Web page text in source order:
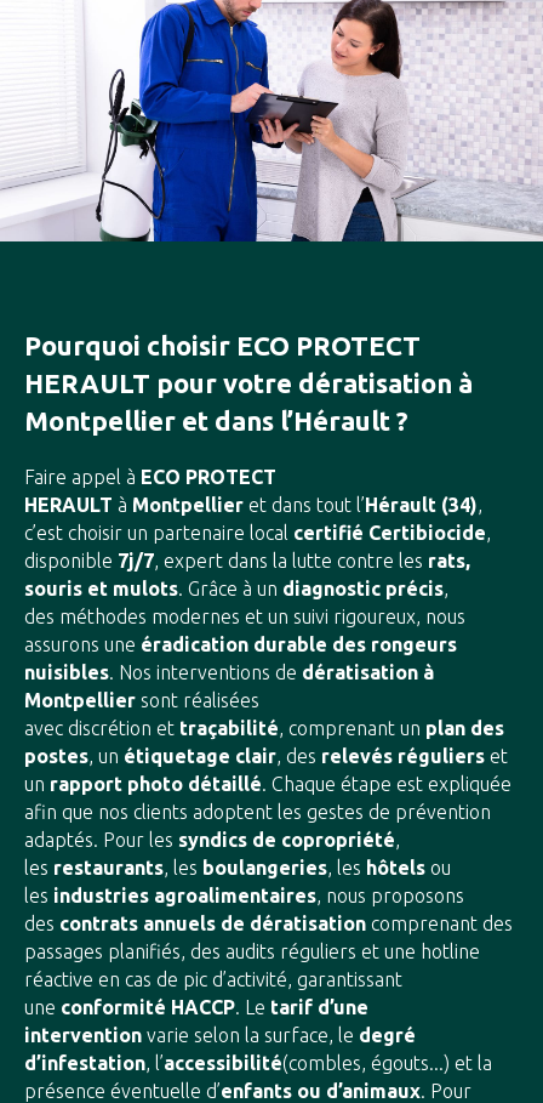
Pourquoi choisir ECO PROTECT
HERAULT pour votre dératisation à
Montpellier et dans l’Hérault ?
Faire appel à ECO PROTECT
HERAULT à Montpellier et dans tout l’Hérault (34),
c’est choisir un partenaire local certifié Certibiocide,
disponible 7j/7, expert dans la lutte contre les rats,
souris et mulots. Grâce à un diagnostic précis,
des méthodes modernes et un suivi rigoureux, nous
assurons une éradication durable des rongeurs
nuisibles. Nos interventions de dératisation à
Montpellier sont réalisées
avec discrétion et traçabilité, comprenant un plan des
postes, un étiquetage clair, des relevés réguliers et
un rapport photo détaillé. Chaque étape est expliquée
afin que nos clients adoptent les gestes de prévention
adaptés. Pour les syndics de copropriété,
les restaurants, les boulangeries, les hôtels ou
les industries agroalimentaires, nous proposons
des contrats annuels de dératisation comprenant des
passages planifiés, des audits réguliers et une hotline
réactive en cas de pic d’activité, garantissant
une conformité HACCP. Le tarif d’une
intervention varie selon la surface, le degré
d’infestation, l’accessibilité(combles, égouts...) et la
présence éventuelle d’enfants ou d’animaux. Pour